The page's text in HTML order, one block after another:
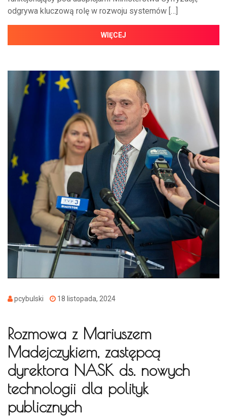
odgrywa kluczową rolę w rozwoju systemów […]
WIĘCEJ
pcybulski 18 listopada, 2024
Rozmowa z Mariuszem
Madejczykiem, zastępcą
dyrektora NASK ds. nowych
technologii dla polityk
publicznych